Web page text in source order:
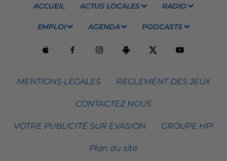
ACCUEIL ACTUS LOCALES RADIO
EMPLOI AGENDA PODCASTS
MENTIONS LEGALES RÈGLEMENT DES JEUX
CONTACTEZ NOUS
VOTRE PUBLICITÉ SUR EVASION GROUPE HPI
Plan du site